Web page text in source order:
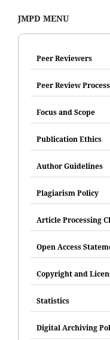
JMPD MENU
Peer Reviewers
Peer Review Process
Focus and Scope
Publication Ethics
Author Guidelines
Plagiarism Policy
Article Processing
Open Access
Copyright and
Statistics
Digital Archiving